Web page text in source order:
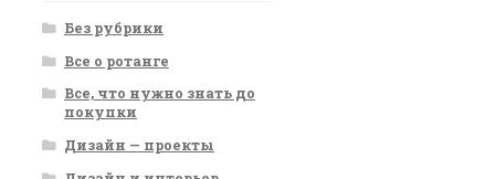
Без рубрики
Все о ротанге
Все, что нужно знать до
покупки
Дизайн — проекты